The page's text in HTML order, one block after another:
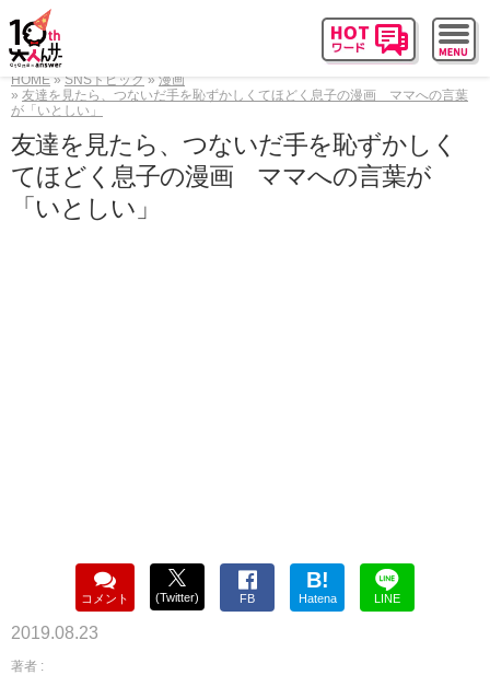
HOME SNSトピック
漫画
友達を見たら、つないだ手を恥ずかしくてほどく息子の漫画 ママへの言葉
が「いとしい」
友達を見たら、つないだ手を恥ずかしく
てほどく息子の漫画 ママへの言葉が
「いとしい」
コメント (Twitter) FB
B!
Hatena LINE
2019.08.23
著者 :